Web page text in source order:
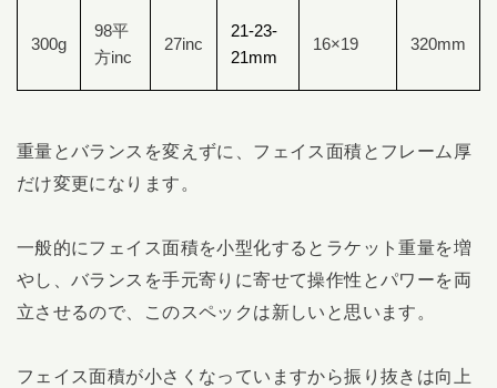
300g
98平
方inc
27inc
21-23-
21mm
16×19 320mm
重量とバランスを変えずに、フェイス面積とフレーム厚
だけ変更になります。
一般的にフェイス面積を小型化するとラケット重量を増
やし、バランスを手元寄りに寄せて操作性とパワーを両
立させるので、このスペックは新しいと思います。
フェイス面積が小さくなっていますから振り抜きは向上